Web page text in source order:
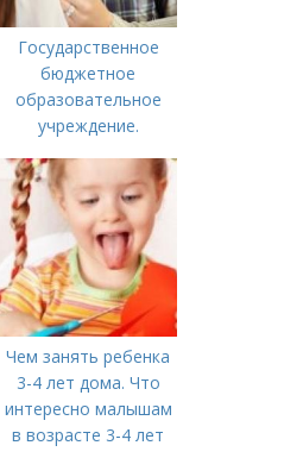
Государственное
бюджетное
образовательное
учреждение.
названия школ,
садиков и домов
творчества
Чем занять ребенка
3-4 лет дома. Что
интересно малышам
в возрасте 3-4 лет